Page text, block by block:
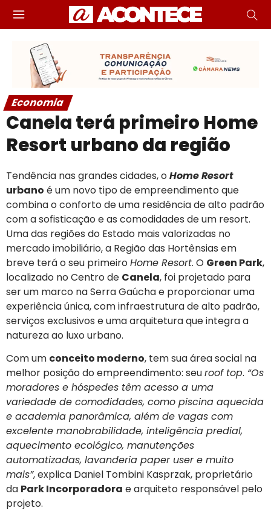
Economia
Canela terá primeiro Home
Resort urbano da região
Tendência nas grandes cidades, oHome Resort
urbano é um novo tipo de empreendimento que
combina o conforto de uma residência de alto padrão
com a sofisticação e as comodidades de um resort.
Uma das regiões do Estado mais valorizadas no
mercado imobiliário, a Região das Hortênsias em
breve terá o seu primeiroHome Resort. O Green Park,
localizado no Centro de Canela, foi projetado para
ser um marco na Serra Gaúcha e proporcionar uma
experiência única, com infraestrutura de alto padrão,
serviços exclusivos e uma arquitetura que integra a
natureza ao luxo urbano.
Com um conceito moderno, tem sua área social na
melhor posição do empreendimento: seuroof top. “Os
moradores e hóspedes têm acesso a uma
variedade de comodidades, como piscina aquecida
e academia panorâmica, além de vagas com
excelente manobrabilidade, inteligência predial,
aquecimento ecológico, manutenções
automatizadas, lavanderia paper user e muito
mais”, explica Daniel Tombini Kasprzak, proprietário
da Park Incorporadora e arquiteto responsável pelo
projeto.